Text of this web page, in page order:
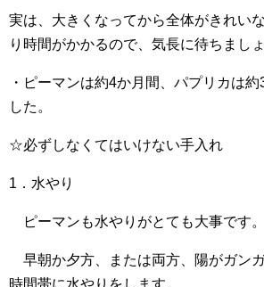
実は、大きくなってから全体がきれい
り時間がかかるので、気長に待ちましょ
・ピーマンは約4か月間、パプリカは
した。
☆必ずしなくてはいけない手入れ
1．水やり
ピーマンも水やりがとても大事です。
早朝か夕方、または両方、陽がガン
時間帯に水やりをします。